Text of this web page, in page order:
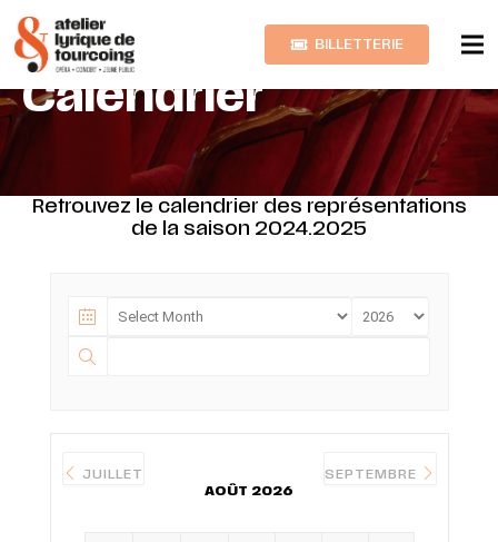
BILLETTERIE
Calendrier
Retrouvez le calendrier des représentations
de la saison 2024.2025
JUILLET
AOÛT 2026
SEPTEMBRE